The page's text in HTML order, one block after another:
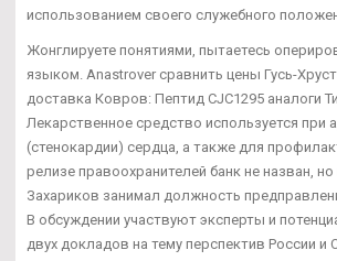
использованием своего служебного
Жонглируете понятиями, пытаетесь
языком. Anastrover сравнить цены Гусь-
доставка Ковров: Пептид CJC1295 аналоги
Лекарственное средство используется при
(стенокардии) сердца, а также для
релизе правоохранителей банк не назван,
Захариков занимал должность
В обсуждении участвуют эксперты и
двух докладов на тему перспектив России и